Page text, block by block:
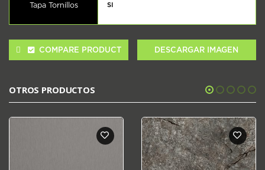
Tapa Tornillos SI
COMPARE PRODUCT DESCARGAR IMAGEN
OTROS PRODUCTOS